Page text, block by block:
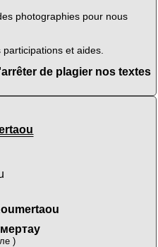
photographies pour nous
et aides.
de plagier nos textes
)